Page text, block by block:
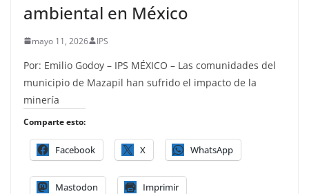
ambiental en México
mayo 11, 2026 IPS
Por: Emilio Godoy – IPS MÉXICO – Las comunidades del
municipio de Mazapil han sufrido el impacto de la
minería
Comparte esto:
Facebook X WhatsApp
Mastodon Imprimir